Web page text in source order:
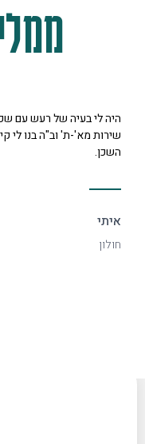
עם יניב נתן
ואני לא שומע בכלל את